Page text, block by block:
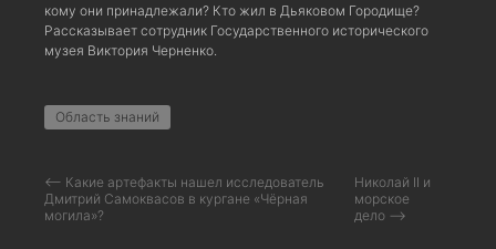
кому они принадлежали? Кто жил в Дьяковом Городище?
Рассказывает сотрудник Государственного исторического
музея Виктория Черненко.
Область знаний
⟵ Какие артефакты нашел исследователь
Дмитрий Самоквасов в кургане «Чёрная
могила»?
Николай II и
морское
дело ⟶